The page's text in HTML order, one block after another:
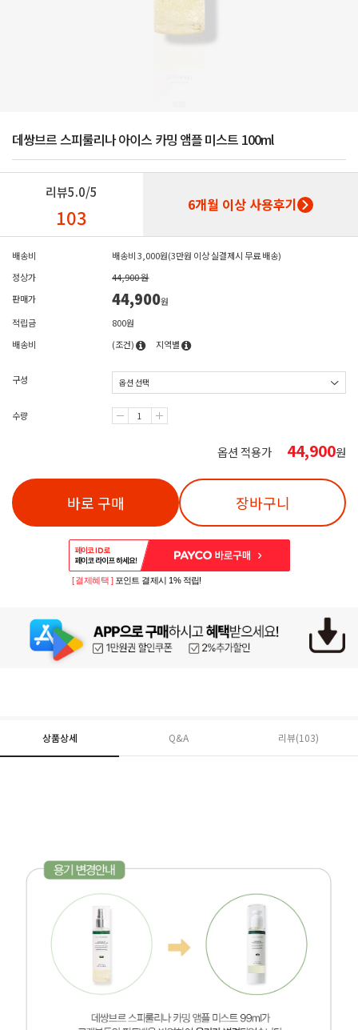
데쌍브르 스피룰리나 아이스 카밍 앰플 미스트 100ml
리뷰5.0/5
103 6개월 이상 사용후기
배송비
배송비 3,000원(3만원 이상 실결제시 무료 배송)
정상가
44,900 원
판매가
44,900원
적립금
800원
배송비
(조건) 지역별
구성
수량
옵션 적용가 44,900원
바로 구매 장바구니
페이코 ID로 페
PAYCO 바로구매
[ 결제혜택 ] 포인트 결제시 1% 적립!
상품상세 Q&A 리뷰(103)